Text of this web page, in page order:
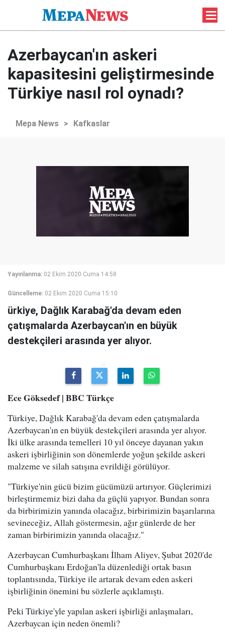
Azerbaycan'ın askeri
kapasitesini geliştirmesinde
Türkiye nasıl rol oynadı?
Mepa News > Kafkaslar
Yayınlanma: 02 Ekim 2020 Cuma 14:58
Güncelleme: 02 Ekim 2020 Cuma 15:10
ürkiye, Dağlık Karabağ'da devam eden
çatışmalarda Azerbaycan'ın en büyük
destekçileri arasında yer alıyor.
Ece Göksedef | BBC Türkçe
Türkiye, Dağlık Karabağ'da devam eden çatışmalarda
Azerbaycan'ın en büyük destekçileri arasında yer alıyor.
İki ülke arasında temelleri 10 yıl önceye dayanan yakın
askeri işbirliğinin son dönemlerde yoğun şekilde askeri
malzeme ve silah satışına evrildiği görülüyor.
"Türkiye'nin gücü bizim gücümüzü artırıyor. Güçlerimizi
birleştirmemiz bizi daha da güçlü yapıyor. Bundan sonra
da birbirimizin yanında olacağız, birbirimizin başarılarına
sevineceğiz, Allah göstermesin, ağır günlerde de her
zaman birbirimizin yanında olacağız."
Azerbaycan Cumhurbaşkanı İlham Aliyev, Şubat 2020'de
Cumhurbaşkanı Erdoğan'la düzenlediği ortak basın
toplantısında, Türkiye ile artarak devam eden askeri
işbirliğinin önemini bu sözlerle açıklamıştı.
Peki Türkiye'yle yapılan askeri işbirliği anlaşmaları,
Azerbaycan için neden önemli?